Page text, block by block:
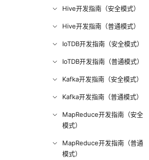
Hive开发指南（安全模式）
Hive开发指南（普通模式）
IoTDB开发指南（安全模式）
IoTDB开发指南（普通模式）
Kafka开发指南（安全模式）
Kafka开发指南（普通模式）
MapReduce开发指南（安全
模式）
MapReduce开发指南（普通
模式）